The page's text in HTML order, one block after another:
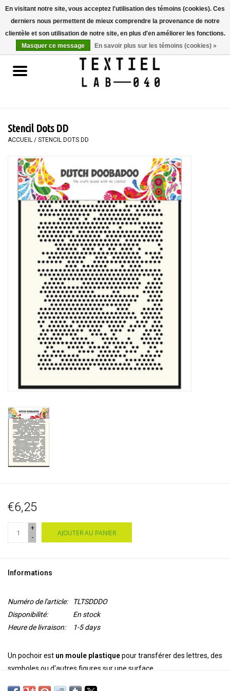
Accueil
LIVRES
PEINTURE
TEXTILE
WORKSHOPS
SPECIALS
Stencil Dots DD
ACCUEIL / STENCIL DOTS DD
€6,25
+
-
AJOUTER AU PANIER
Informations
Numéro de l'article:
TLTSDDDO
Disponibilité:
En stock
Heure de livraison:
1-5 days
Un pochoir est un moule plastiquepour transférer des lettres, des
symboles ou d'autres figures sur une surface.
En visitant notre site, vous acceptez l'utilisation des témoins (cookies). Ces
derniers nous permettent de mieux comprendre la provenance de notre
clientèle et son utilisation de notre site, en plus d'en améliorer les fonctions.
Masquer ce message
En savoir plus sur les témoins (cookies) »